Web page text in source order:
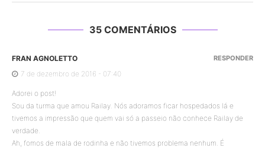
35 COMENTÁRIOS
FRAN AGNOLETTO
7 de dezembro de 2016 - 07:40
Adorei o post!
Sou da turma que amou Railay. Nós adoramos ficar hospedados lá e
tivemos a impressão que quem vai só a passeio não conhece Railay de
verdade.
Ah, fomos de mala de rodinha e não tivemos problema nenhum. É
RESPONDER